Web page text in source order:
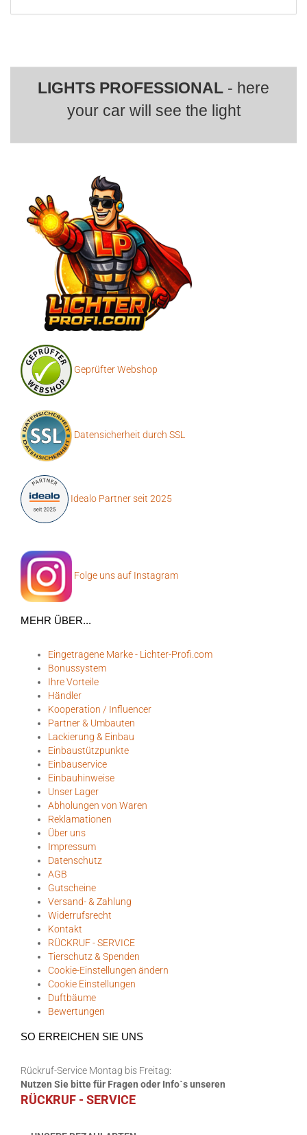
LIGHTS PROFESSIONAL - here
your car will see the light
Geprüfter Webshop
Datensicherheit durch SSL
Idealo Partner seit 2025
Folge uns auf Instagram
MEHR ÜBER...
Eingetragene Marke - Lichter-Profi.com
Bonussystem
Ihre Vorteile
Händler
Kooperation / Influencer
Partner & Umbauten
Lackierung & Einbau
Einbaustützpunkte
Einbauservice
Einbauhinweise
Unser Lager
Abholungen von Waren
Reklamationen
Über uns
Impressum
Datenschutz
AGB
Gutscheine
Versand- & Zahlung
Widerrufsrecht
Kontakt
RÜCKRUF - SERVICE
Tierschutz & Spenden
Cookie-Einstellungen ändern
Cookie Einstellungen
Duftbäume
Bewertungen
SO ERREICHEN SIE UNS
Rückruf-Service Montag bis Freitag:
Nutzen Sie bitte für Fragen oder Info`s unseren
RÜCKRUF - SERVICE